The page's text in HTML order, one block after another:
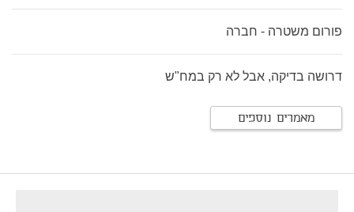
פורום משטרה - חברה
דרושה בדיקה, אבל לא רק במח"ש
מאמרים נוספים